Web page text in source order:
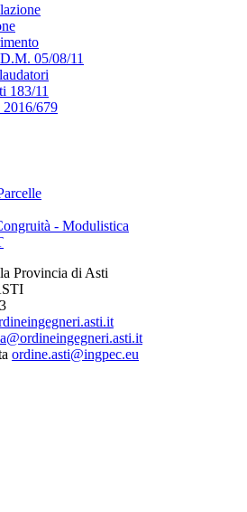
05/08/11
183/11
679
- Modulistica
Provincia di Asti
ordine.asti@ingpec.eu